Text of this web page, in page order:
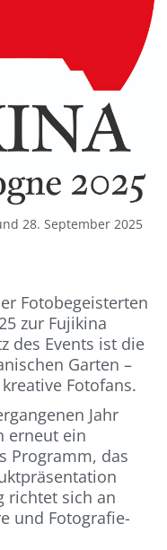
28. September 2025
Fotobegeisterten
zur Fujikina
des Events ist die
Garten –
Fotofans.
Jahr
erneut ein
Programm, das
richtet sich an
und Fotografie-